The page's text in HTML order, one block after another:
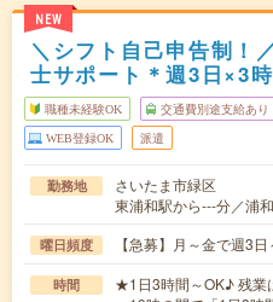
NEW
＼シフト自己申告制！
士サポート＊週3日×3
職種未経験OK 交通費別途支給あり
WEB登録OK 派遣
勤務地
さいたま市緑区
東浦和駅から---分／浦
曜日頻度 【急募】月～金で週3日
時間
★1日3時間～OK♪ 残業